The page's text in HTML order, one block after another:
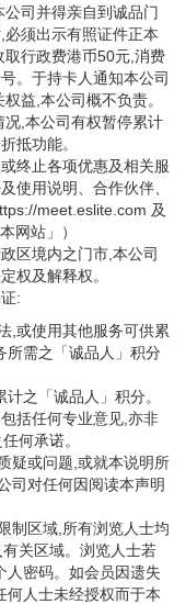
司并得亲自到诚品门
须出示有照证件正本
行政费港币50元,消费
。于持卡人通知本公司
益,本公司概不负责。
,本公司有权暂停累计
抵功能。
终止各项优惠及相关服
使用说明、合作伙伴、
meet.eslite.com 及
网站」）
区境内之门市,本公司
权及解释权。
:
,或使用其他服务可供累
所需之「诚品人」积分
之「诚品人」积分。
括任何专业意见,亦非
何承诺。
疑或问题,或就本说明所
司对任何因阅读本声明
制区域,所有浏览人士均
关区域。浏览人士若
人密码。如会员因遗失
何人士未经授权而于本